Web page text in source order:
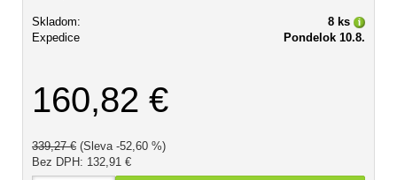
Skladom:
8 ks
Expedice
Pondelok 10.8.
160,82 €
339,27 € (Sleva -52,60 %)
Bez DPH: 132,91 €